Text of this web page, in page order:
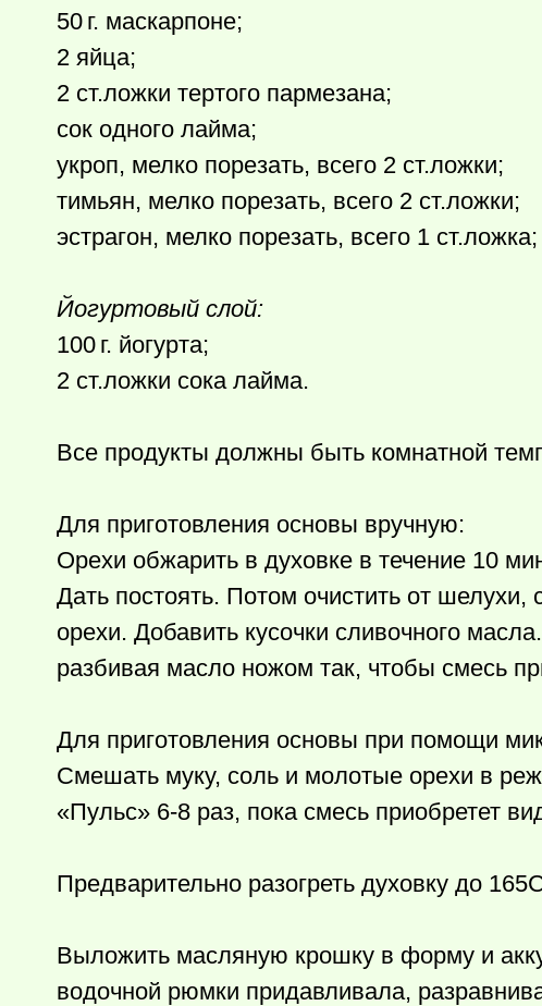
50 г. маскарпоне;
2 яйца;
2 ст.ложки тертого пармезана;
сок одного лайма;
укроп, мелко порезать, всего 2 ст.ложки;
тимьян, мелко порезать, всего 2 ст.ложки;
эстрагон, мелко порезать, всего 1 ст.ложка;
Йогуртовый слой:
100 г. йогурта;
2 ст.ложки сока лайма.
Все продукты должны быть комнатной
Для приготовления основы вручную:
Орехи обжарить в духовке в течение 10
Дать постоять. Потом очистить от
орехи. Добавить кусочки сливочного
разбивая масло ножом так, чтобы смесь
Для приготовления основы при помощи
Смешать муку, соль и молотые орехи в
«Пульс» 6-8 раз, пока смесь приобретет
Предварительно разогреть духовку до
Выложить масляную крошку в форму и
водочной рюмки придавливала,